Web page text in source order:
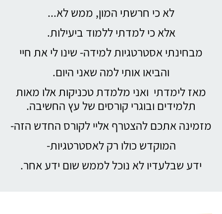
לא כי חרשתי המון, ממש לא...
אלא כי למדתי ללמוד ביעילות.
מבחינתי אסטרטגיות למידה- שינו לי את חיי
והביאו אותי למה שאני היום.
מאז לימדתי ואני מלמדת טכניקות אלו מאות
תלמידים ובוגרי קורסים של עץ החשיבה.
מזמינה אתכם להצטרף אליי לקורס החדש הזה-
המוקדש כולו רק לאסטרטגיות-
ידע שבלעדיו לא נוכל לממש שום ידע אחר.